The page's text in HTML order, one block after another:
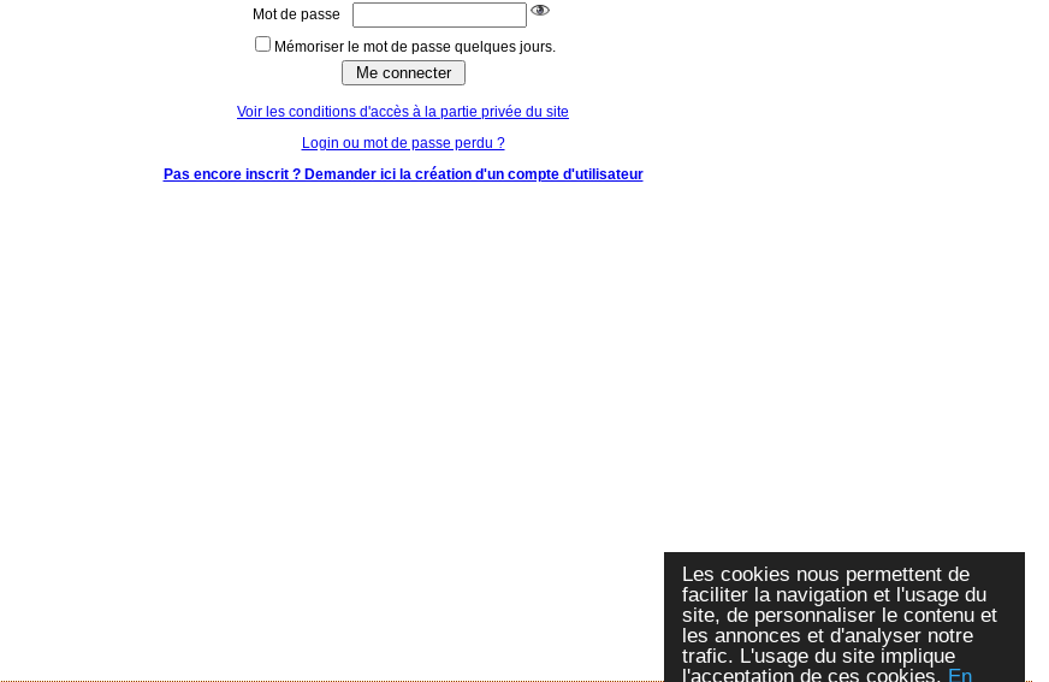
Les cookies nous permettent de
faciliter la navigation et l'usage du
site, de personnaliser le contenu et
les annonces et d'analyser notre
trafic. L'usage du site implique
l'acceptation de ces cookies. En
Mot de passe
Mémoriser le mot de passe quelques jours.
Voir les conditions d'accès à la partie privée du site
Login ou mot de passe perdu ?
Pas encore inscrit ? Demander ici la création d'un compte d'utilisateur